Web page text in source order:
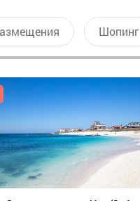
Шопинг